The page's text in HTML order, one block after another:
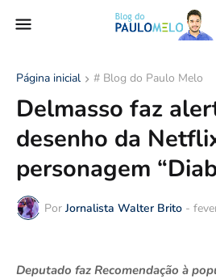
Página inicial # Blog do Paulo Melo
Delmasso faz
desenho da
personagem
Por Jornalista Walter Brito -
Deputado faz Recomendação à